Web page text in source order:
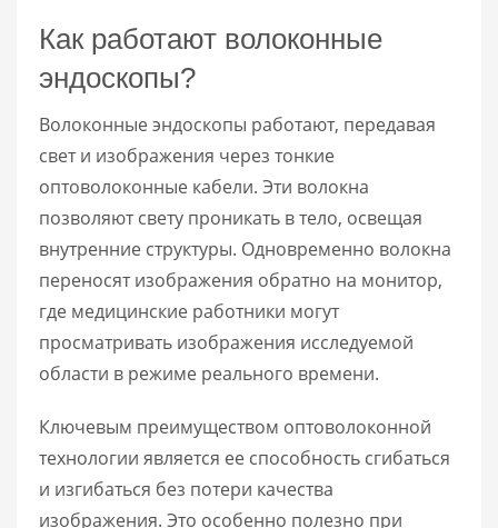
Как работают волоконные
эндоскопы?
Волоконные эндоскопы работают, передавая
свет и изображения через тонкие
оптоволоконные кабели. Эти волокна
позволяют свету проникать в тело, освещая
внутренние структуры. Одновременно волокна
переносят изображения обратно на монитор,
где медицинские работники могут
просматривать изображения исследуемой
области в режиме реального времени.
Ключевым преимуществом оптоволоконной
технологии является ее способность сгибаться
и изгибаться без потери качества
изображения. Это особенно полезно при